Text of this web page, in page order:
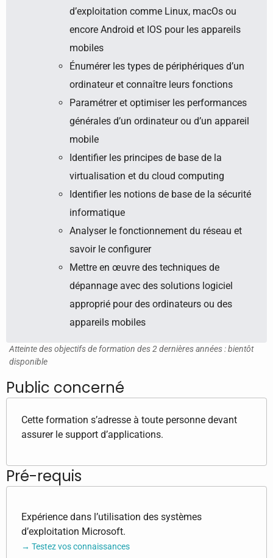
d’exploitation comme Linux, macOs ou
encore Android et IOS pour les appareils
mobiles
Énumérer les types de périphériques d’un
ordinateur et connaître leurs fonctions
Paramétrer et optimiser les performances
générales d’un ordinateur ou d’un appareil
mobile
Identifier les principes de base de la
virtualisation et du cloud computing
Identifier les notions de base de la sécurité
informatique
Analyser le fonctionnement du réseau et
savoir le configurer
Mettre en œuvre des techniques de
dépannage avec des solutions logiciel
approprié pour des ordinateurs ou des
appareils mobiles
Atteinte des objectifs de formation des 2 dernières années : bientôt
disponible
Public concerné
Cette formation s’adresse à toute personne devant
assurer le support d’applications.
Pré-requis
Expérience dans l’utilisation des systèmes
d’exploitation Microsoft.
→ Testez vos connaissances